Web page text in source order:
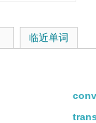
临近单词